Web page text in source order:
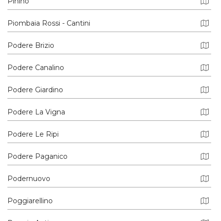
Piombaia Rossi - Cantini
Podere Brizio
Podere Canalino
Podere Giardino
Podere La Vigna
Podere Le Ripi
Podere Paganico
Podernuovo
Poggiarellino